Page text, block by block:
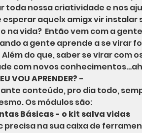
toda nossa criatividade e nos
esperar aquelx amigx vir
na vida?  Então vem com a
a gente aprende a se virar
do que, saber se virar com
com novos
VOU APRENDER? -
conteúdo, pro dia todo,
Os módulos são:
Básicas - o kit salva vidas
precisa na sua caixa de